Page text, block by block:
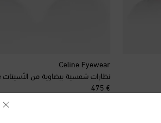
Celine Eyewear
نظارات شمسية بيضاوية من الأسيتات Triomphe
€ 475
original price